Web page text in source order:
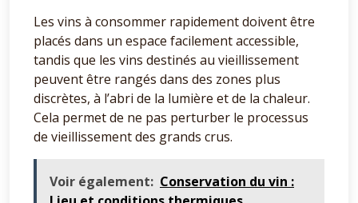
Les vins à consommer rapidement doivent être
placés dans un espace facilement accessible,
tandis que les vins destinés au vieillissement
peuvent être rangés dans des zones plus
discrètes, à l’abri de la lumière et de la chaleur.
Cela permet de ne pas perturber le processus
de vieillissement des grands crus.
Voir également: Conservation du vin :